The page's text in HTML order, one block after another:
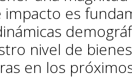
impacto es
nivel de
en los